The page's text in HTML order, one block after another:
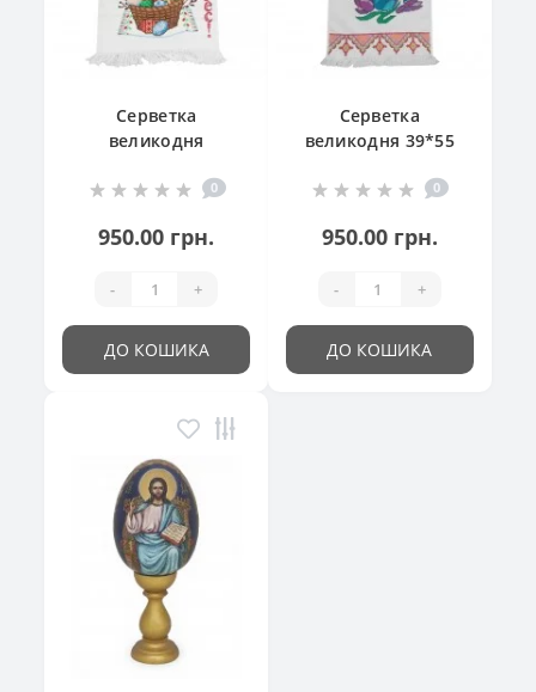
Серветка
великодня
кошик"
0
950.00 грн.
- +
ДО КОШИКА
Серветка
великодня 39*55
0
950.00 грн.
- +
ДО КОШИКА